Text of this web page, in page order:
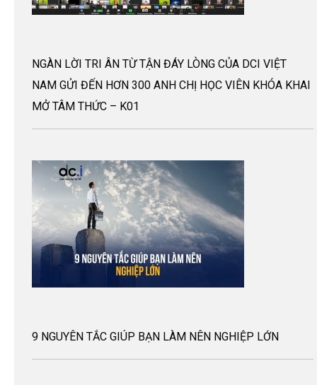
NGÀN LỜI TRI ÂN TỪ TẬN ĐÁY LÒNG CỦA DCI VIỆT
NAM GỬI ĐẾN HƠN 300 ANH CHỊ HỌC VIÊN KHÓA KHAI
MỞ TÂM THỨC – K01
9 NGUYÊN TẮC GIÚP BẠN LÀM NÊN NGHIỆP LỚN